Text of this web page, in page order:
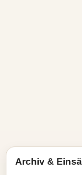
Archiv &